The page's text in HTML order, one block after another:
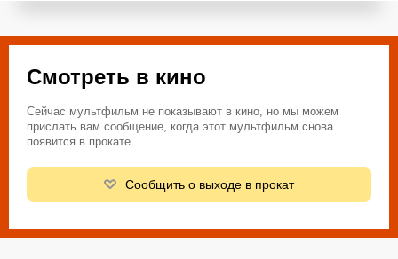
Смотреть в кино
Сейчас мультфильм не показывают в кино, но мы можем
прислать вам сообщение, когда этот мультфильм снова
появится в прокате
Сообщить о выходе в прокат